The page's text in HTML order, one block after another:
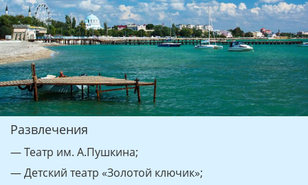
Развлечения
— Театр им. А.Пушкина;
— Детский театр «Золотой ключик»;